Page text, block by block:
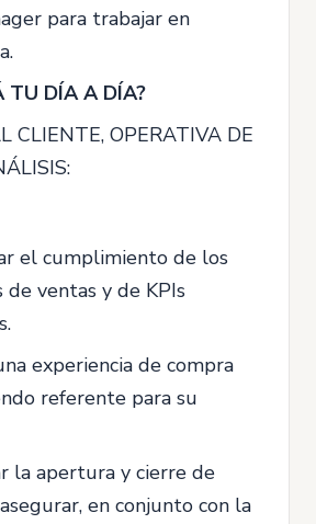
para trabajar en
TU DÍA A DÍA?
CLIENTE, OPERATIVA DE
el cumplimiento de los
de ventas y de KPIs
experiencia de compra
referente para su
la apertura y cierre de
en conjunto con la